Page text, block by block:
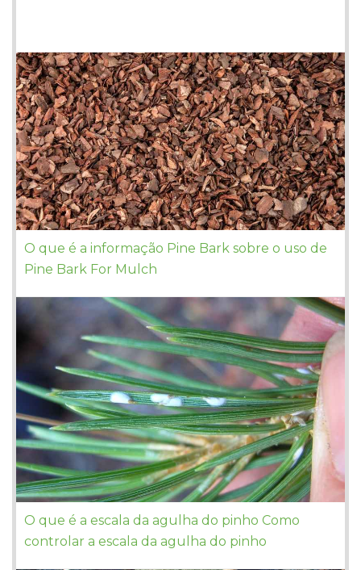
O que é a informação Pine Bark sobre o uso de
Pine Bark For Mulch
O que é a escala da agulha do pinho Como
controlar a escala da agulha do pinho